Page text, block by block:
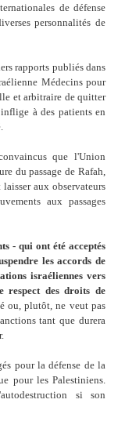
de défense
personnalités de
rapports publiés dans
Médecins pour
et arbitraire de quitter
à des patients en
que l'Union
du passage de Rafah,
aux observateurs
aux passages
- qui ont été acceptés
les accords de
israéliennes vers
respect des droits de
ou, plutôt, ne veut pas
tant que durera
pour la défense de la
pour les Palestiniens.
si son